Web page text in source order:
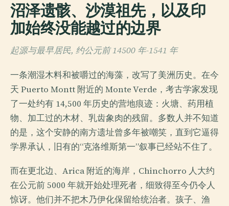
沼泽遗骸、沙漠祖先，以及印
加始终没能越过的边界
起源与最早居民, 约公元前 14500 年-1541 年
一条潮湿木料和被嚼过的海藻，改写了美洲历史。在今
天 Puerto Montt 附近的 Monte Verde，考古学家发现
了一处约有 14,500 年历史的营地痕迹：火塘、药用植
物、加工过的木材、乳齿象肉的残留。多数人并不知道
的是，这个安静的南方遗址曾多年被嘲笑，直到它逼得
学界承认，旧有的“克洛维斯第一”叙事已经站不住了。
而在更北边、Arica 附近的海岸，Chinchorro 人大约
在公元前 5000 年就开始处理死者，细致得至今仍令人
惊讶。他们并不把木乃伊化保留给统治者。孩子、渔